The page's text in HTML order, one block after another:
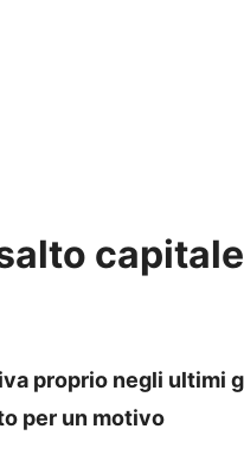
capitale
proprio negli ultimi
per un motivo